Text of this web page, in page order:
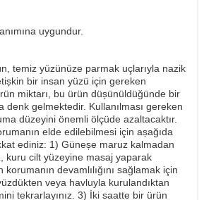
uygundur.
temiz yüzünüze parmak uçlarıyla nazik
bir insan yüzü için gereken
miktarı, bu ürün düșünüldüğünde bir
denk gelmektedir. Kullanılması gereken
düzeyini önemli ölçüde azaltacaktır.
elde edilebilmesi için așağıda
ediniz: 1) Güneșe maruz kalmadan
kuru cilt yüzeyine masaj yaparak
devamlılığını sağlamak için
veya havluyla kurulandıktan
tekrarlayınız. 3) İki saatte bir ürün